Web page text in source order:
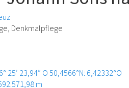
Denkmalpflege
25′ 23,94″ O50,4566°N: 6,42332°O
m